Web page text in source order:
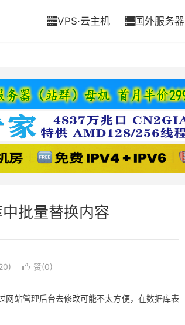
VPS·云主机 国外服务器
批量替换内容
 赞(0)
站管理后台去修改可能不太方便，在数据库表